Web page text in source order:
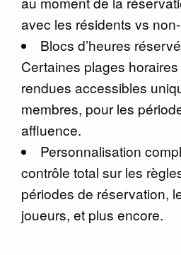
avec les résidents vs
Blocs d’heures
Certaines plages
rendues accessibles
membres, pour les
affluence.
Personnalisation
contrôle total sur les
périodes de réservation,
joueurs, et plus encore.